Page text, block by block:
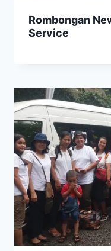
Rombongan
Service